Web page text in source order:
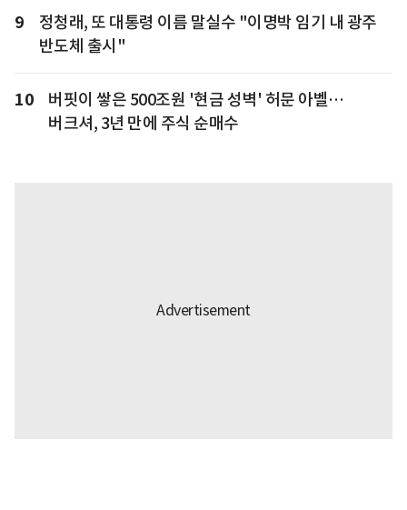
9
정청래, 또 대통령 이름 말실수 "이명박 임기 내 광주
반도체 출시"
10
버핏이 쌓은 500조원 '현금 성벽' 허문 아벨…
버크셔, 3년 만에 주식 순매수